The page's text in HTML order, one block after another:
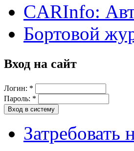
CARInfo:
Бортовой
Вход на сайт
Логин: *
Пароль: *
Затребовать